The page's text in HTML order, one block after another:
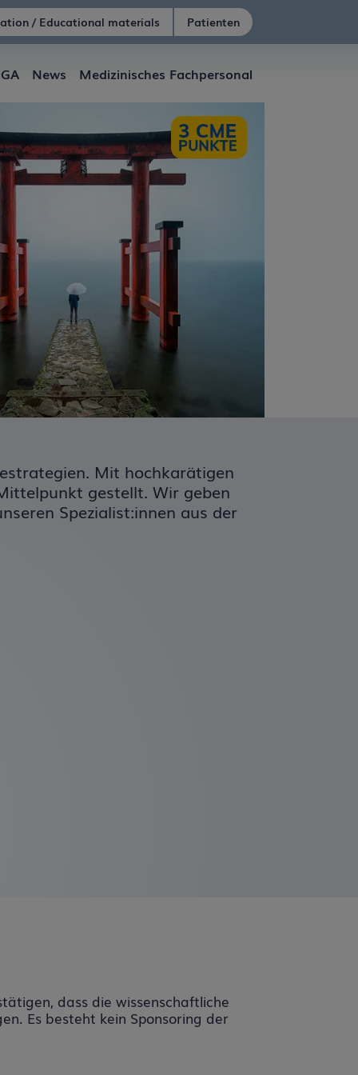
/ Educational materials Patienten
News Medizinisches Fachpersonal
Mit hochkarätigen
gestellt. Wir geben
Spezialist:innen aus der
dass die wissenschaftliche
Es besteht kein Sponsoring der
mit Referenten,
in die
medizinischen
des
die
darauf hin, dass
bzw. durch
Bestätigen